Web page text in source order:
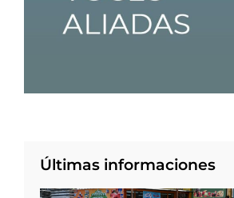
Últimas informaciones